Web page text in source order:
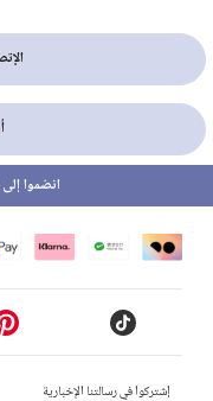
إشتركوا في رسالتنا الإخبارية
انضموا